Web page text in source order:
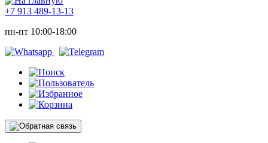
+7 913 489-13-13
пн-пт 10:00-18:00